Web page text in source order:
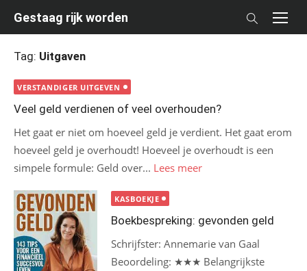
Gestaag rijk worden
Tag: Uitgaven
VERSTANDIGER UITGEVEN
Veel geld verdienen of veel overhouden?
Het gaat er niet om hoeveel geld je verdient. Het gaat erom
hoeveel geld je overhoudt! Hoeveel je overhoudt is een
simpele formule: Geld over... Lees meer
KASBOEKJE
Boekbespreking: gevonden geld
Schrijfster: Annemarie van Gaal
Beoordeling: ★★★ Belangrijkste